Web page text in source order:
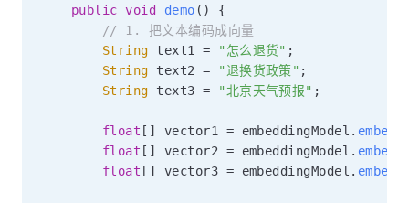
public void demo ( )
{
// 1. 把文本编码成向量
String text1 = "怎么退货" ;
String text2 = "退换货政策" ;
String text3 = "北京天气预报" ;
float [ ] vector1 = embeddingModel . embed
float [ ] vector2 = embeddingModel . embed
float [ ] vector3 = embeddingModel . embed